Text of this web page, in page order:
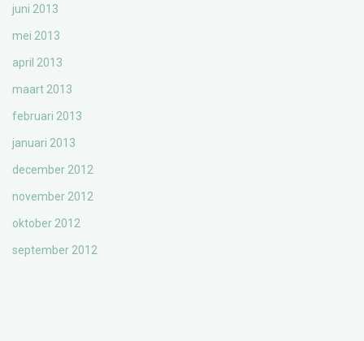
juni 2013
mei 2013
april 2013
maart 2013
februari 2013
januari 2013
december 2012
november 2012
oktober 2012
september 2012